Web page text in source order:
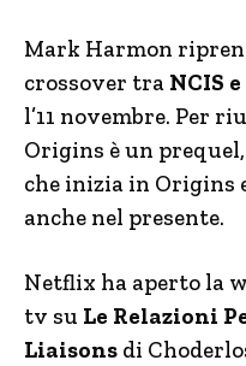
Mark Harmon
crossover tra NCIS
l’11 novembre. Per
Origins è un
che inizia in Origins
anche nel presente.
Netflix ha aperto la
tv su Le Relazioni
Liaisons di